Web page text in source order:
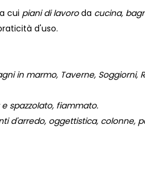
cui piani di lavoroda cucina,
d'uso.
in marmo, Taverne, Soggiorni,
spazzolato, fiammato.
d'arredo, oggettistica, colonne,